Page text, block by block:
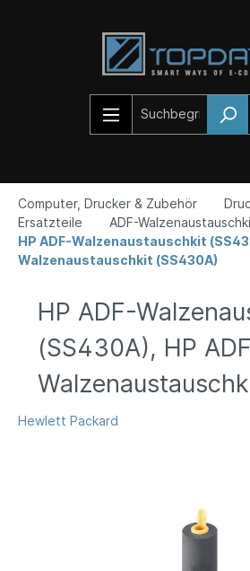
Computer, Drucker & Zubehör
Ersatzteile
ADF-
HP ADF-Walzenaustauschkit
Walzenaustauschkit (SS430A)
HP ADF-
(SS430A), HP
Hewlett Packard